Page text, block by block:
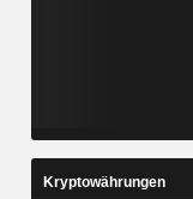
Kryptowährungen